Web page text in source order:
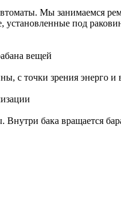
Мы занимаемся
под
вещей
с точки зрения энерго и
бака вращается